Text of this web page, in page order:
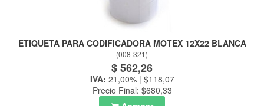
ETIQUETA PARA CODIFICADORA MOTEX 12X22 BLANCA
(008-321)
$ 562,26
IVA: 21,00% | $118,07
Precio Final: $680,33